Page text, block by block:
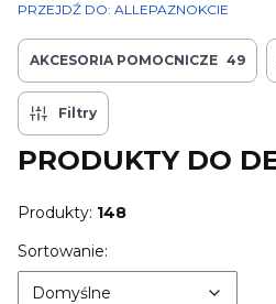
PRZEJDŹ DO: ALLEPAZNOKCIE
AKCESORIA POMOCNICZE 49
Filtry
PRODUKTY DO
Produkty: 148
Lista produktów
Sortowanie:
Domyślne